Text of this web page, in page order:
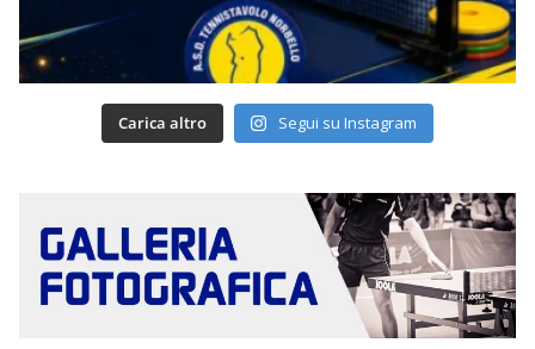
Carica altro Segui su Instagram